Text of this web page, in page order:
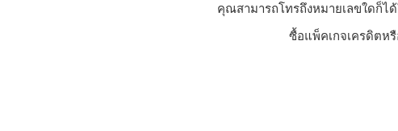
คุณสามารถโทรถึงหมายเลขใดก็ไ
ซื้อแพ็คเกจเครดิตห